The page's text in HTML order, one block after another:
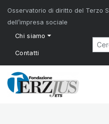
Osservatorio di diritto del Terzo
dell’impresa sociale
Chi siamo
Contatti